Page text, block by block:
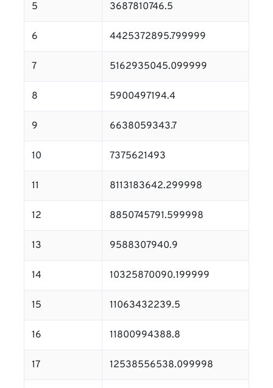
5 3687810746.5
6 4425372895.799999
7 5162935045.099999
8 5900497194.4
9 6638059343.7
10 7375621493
11 8113183642.299998
12 8850745791.599998
13 9588307940.9
14 10325870090.199999
15 11063432239.5
16 11800994388.8
17 12538556538.099998